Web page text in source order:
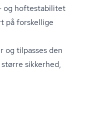
og hof­testa­bi­li­tet
på forskellige
tilpasses den
sikkerhed,